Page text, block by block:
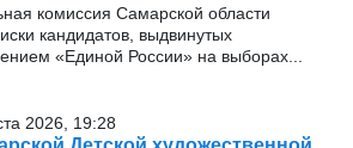
комиссия Самарской области
кандидатов, выдвинутых
«Единой России» на выборах...
2026, 19:28